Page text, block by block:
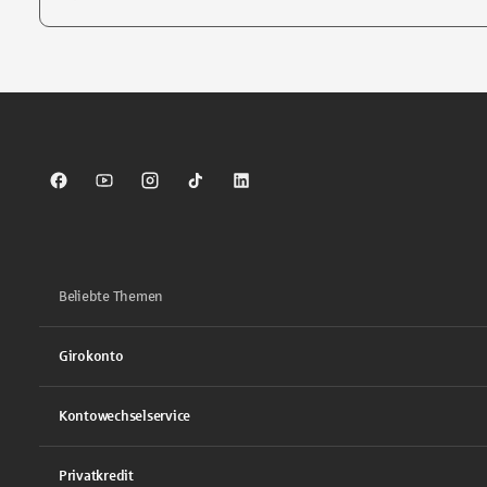
Sparkasse auf Facebook
Sparkasse auf Youtube
Sparkasse auf Instagram
Sparkasse auf TikTok
Sparkasse auf LinkedIn
Beliebte Themen
Girokonto
Kontowechselservice
Privatkredit